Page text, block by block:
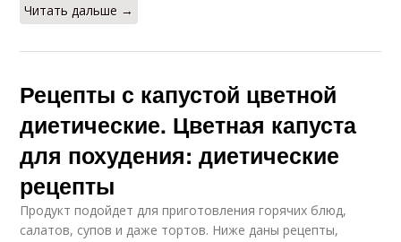
Читать дальше →
Рецепты с капустой цветной
диетические. Цветная капуста
для похудения: диетические
рецепты
Продукт подойдет для приготовления горячих блюд,
салатов, супов и даже тортов. Ниже даны рецепты,